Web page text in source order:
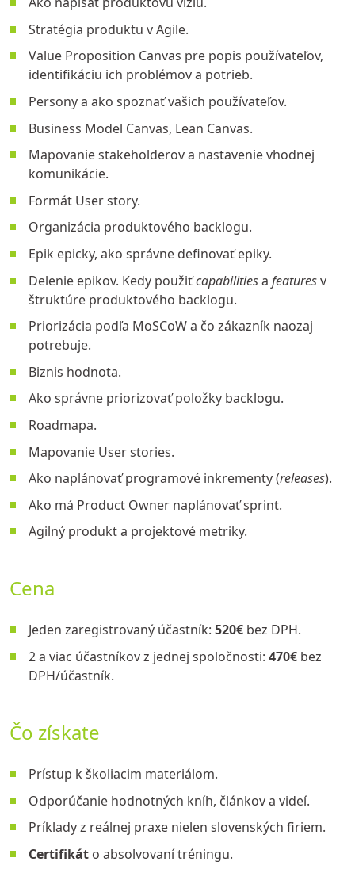
Stratégia produktu v Agile.
Value Proposition Canvas pre popis používateľov,
identifikáciu ich problémov a potrieb.
Persony a ako spoznať vašich používateľov.
Business Model Canvas, Lean Canvas.
Mapovanie stakeholderov a nastavenie vhodnej
komunikácie.
Formát User story.
Organizácia produktového backlogu.
Epik epicky, ako správne definovať epiky.
Delenie epikov. Kedy použiťcapabilitiesa featuresv
štruktúre produktového backlogu.
Priorizácia podľa MoSCoW a čo zákazník naozaj
potrebuje.
Biznis hodnota.
Ako správne priorizovať položky backlogu.
Roadmapa.
Mapovanie User stories.
Ako naplánovať programové inkrementy (releases).
Ako má Product Owner naplánovať sprint.
Agilný produkt a projektové metriky.
Cena
Jeden zaregistrovaný účastník: 520€ bez DPH.
2 a viac účastníkov z jednej spoločnosti: 470€ bez
DPH/účastník.
Čo získate
Prístup k školiacim materiálom.
Odporúčanie hodnotných kníh, článkov a videí.
Príklady z reálnej praxe nielen slovenských firiem.
Certifikát o absolvovaní tréningu.